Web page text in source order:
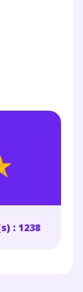
: 1238